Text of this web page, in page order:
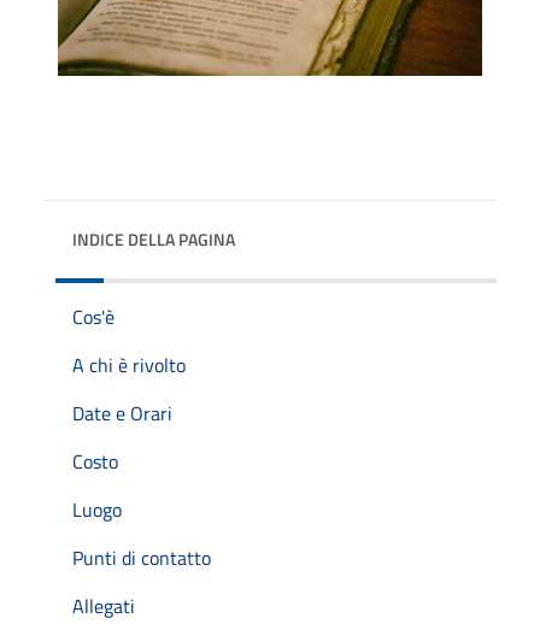
INDICE DELLA PAGINA
Cos'è
A chi è rivolto
Date e Orari
Costo
Luogo
Punti di contatto
Allegati